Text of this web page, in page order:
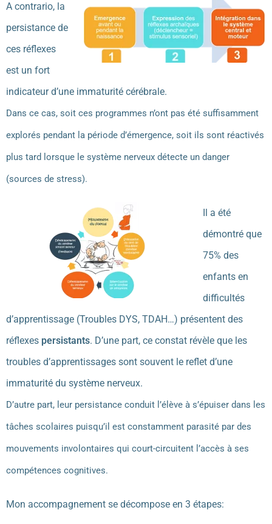
A contrario, la
persistance de
ces réflexes
est un fort
indicateur d’une immaturité cérébrale.
Dans ce cas, soit ces programmes n’ont pas été suffisamment
explorés pendant la période d’émergence, soit ils sont réactivés
plus tard lorsque le système nerveux détecte un danger
(sources de stress).
Il a été
démontré que
75% des
enfants en
difficultés
d’apprentissage (Troubles DYS, TDAH…) présentent des
réflexes persistants. D’une part, ce constat révèle que les
troubles d’apprentissages sont souvent le reflet d’une
immaturité du système nerveux.
D’autre part, leur persistance conduit l’élève à s’épuiser dans les
tâches scolaires puisqu’il est constamment parasité par des
mouvements involontaires qui court-circuitent l’accès à ses
compétences cognitives.
Mon accompagnement se décompose en 3 étapes: